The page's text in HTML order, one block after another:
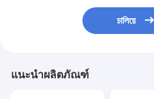
চালিয়ে
แนะนำผลิตภัณฑ์